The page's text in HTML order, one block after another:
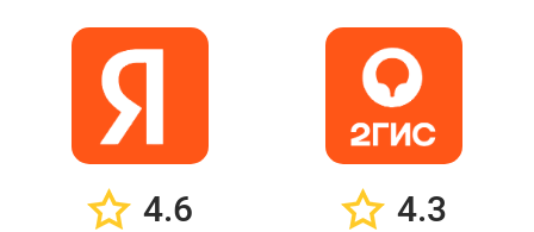
4.6 4.3